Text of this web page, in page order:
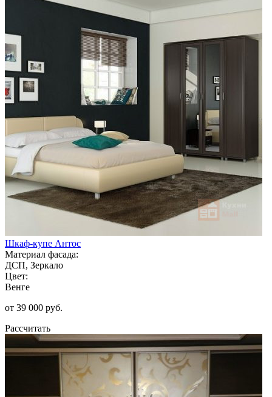
Шкаф-купе Антос
Материал фасада:
ДСП, Зеркало
Цвет:
Венге
от 39 000 руб.
Рассчитать